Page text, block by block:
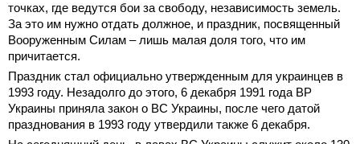
точках, где ведутся бои за свободу, независимость земель.
За это им нужно отдать должное, и праздник, посвященный
Вооруженным Силам – лишь малая доля того, что им
причитается.
Праздник стал официально утвержденным для украинцев в
1993 году. Незадолго до этого, 6 декабря 1991 года ВР
Украины приняла закон о ВС Украины, после чего датой
празднования в 1993 году утвердили также 6 декабря.